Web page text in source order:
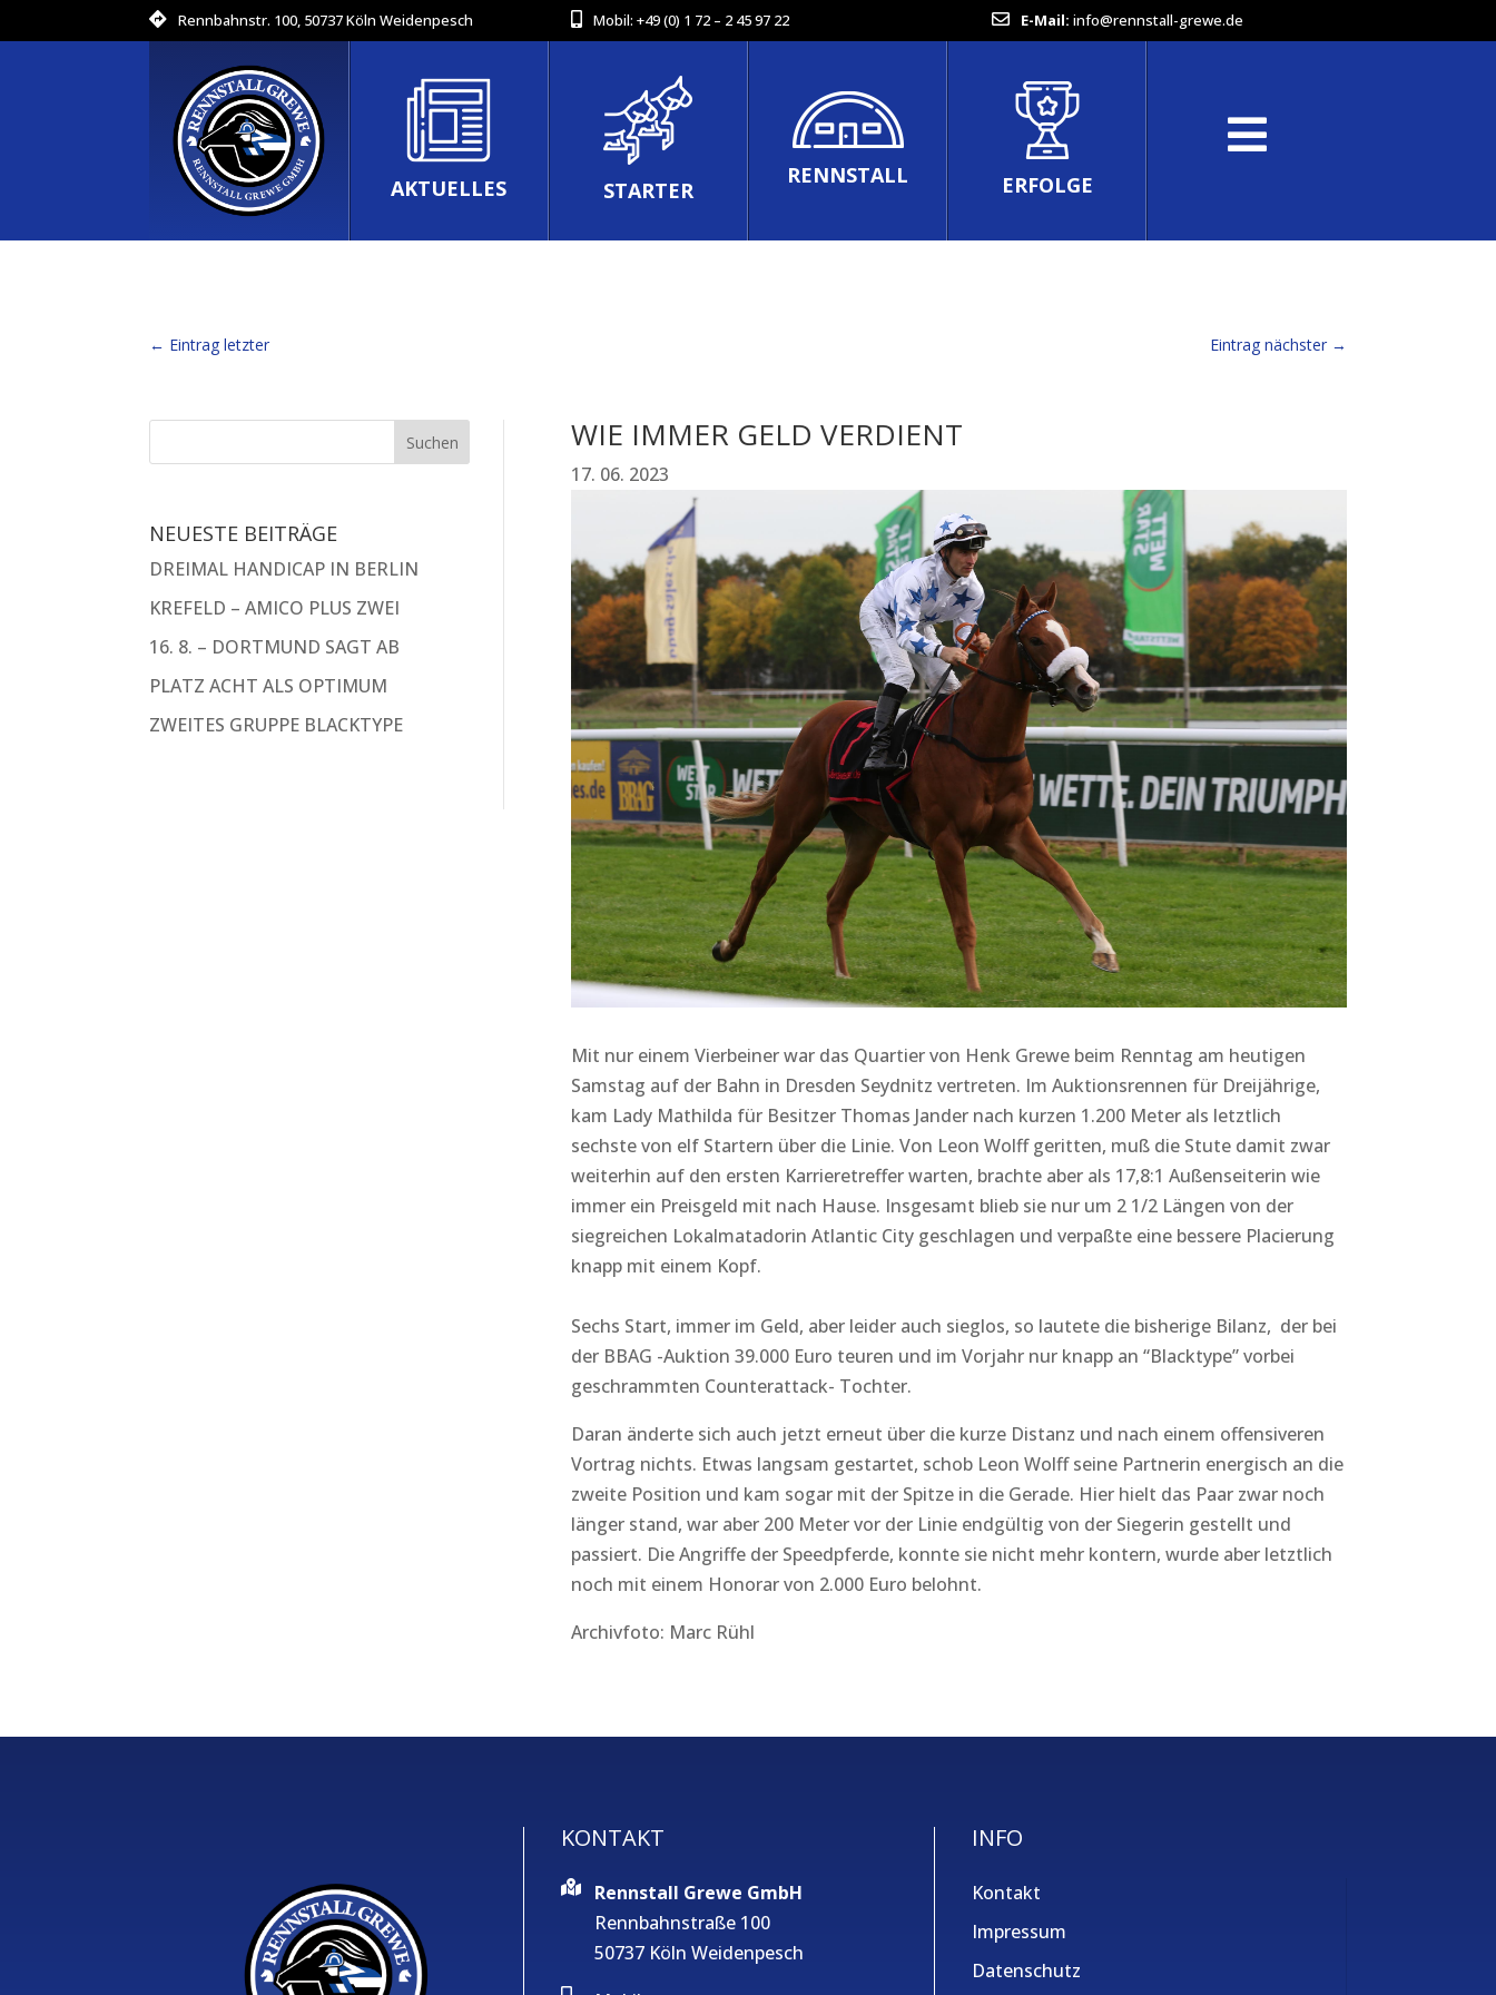
Rennbahnstr. 100, 50737 Köln Weidenpesch Mobil: +49 (0) 1 72 – 2 45 97 22 E-Mail: info@rennstall-grewe.de
AKTUELLES STARTER
RENNSTALL ERFOLGE
← Eintrag letzter Eintrag nächster→
NEUESTE BEITRÄGE
DREIMAL HANDICAP IN BERLIN
KREFELD – AMICO PLUS ZWEI
16. 8. – DORTMUND SAGT AB
PLATZ ACHT ALS OPTIMUM
ZWEITES GRUPPE BLACKTYPE
WIE IMMER GELD VERDIENT
17. 06. 2023
Mit nur einem Vierbeiner war das Quartier von Henk Grewe beim Renntag am heutigen
Samstag auf der Bahn in Dresden Seydnitz vertreten. Im Auktionsrennen für Dreijährige,
kam Lady Mathilda für Besitzer Thomas Jander nach kurzen 1.200 Meter als letztlich
sechste von elf Startern über die Linie. Von Leon Wolff geritten, muß die Stute damit zwar
weiterhin auf den ersten Karrieretreffer warten, brachte aber als 17,8:1 Außenseiterin wie
immer ein Preisgeld mit nach Hause. Insgesamt blieb sie nur um 2 1/2 Längen von der
siegreichen Lokalmatadorin Atlantic City geschlagen und verpaßte eine bessere Placierung
knapp mit einem Kopf.
Sechs Start, immer im Geld, aber leider auch sieglos, so lautete die bisherige Bilanz, der bei
der BBAG -Auktion 39.000 Euro teuren und im Vorjahr nur knapp an “Blacktype” vorbei
geschrammten Counterattack- Tochter.
Daran änderte sich auch jetzt erneut über die kurze Distanz und nach einem offensiveren
Vortrag nichts. Etwas langsam gestartet, schob Leon Wolff seine Partnerin energisch an die
zweite Position und kam sogar mit der Spitze in die Gerade. Hier hielt das Paar zwar noch
länger stand, war aber 200 Meter vor der Linie endgültig von der Siegerin gestellt und
passiert. Die Angriffe der Speedpferde, konnte sie nicht mehr kontern, wurde aber letztlich
noch mit einem Honorar von 2.000 Euro belohnt.
Archivfoto: Marc Rühl
KONTAKT
Rennstall Grewe GmbH
Rennbahnstraße 100
50737 Köln Weidenpesch
INFO
Kontakt
Impressum
Datenschutz